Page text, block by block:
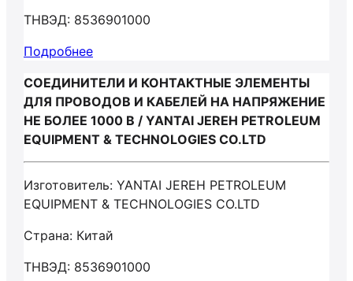
ТНВЭД: 8536901000
Подробнее
СОЕДИНИТЕЛИ И КОНТАКТНЫЕ ЭЛЕМЕНТЫ
ДЛЯ ПРОВОДОВ И КАБЕЛЕЙ НА НАПРЯЖЕНИЕ
НЕ БОЛЕЕ 1000 В / YANTAI JEREH PETROLEUM
EQUIPMENT & TECHNOLOGIES CO.LTD
Изготовитель: YANTAI JEREH PETROLEUM
EQUIPMENT & TECHNOLOGIES CO.LTD
Страна: Китай
ТНВЭД: 8536901000